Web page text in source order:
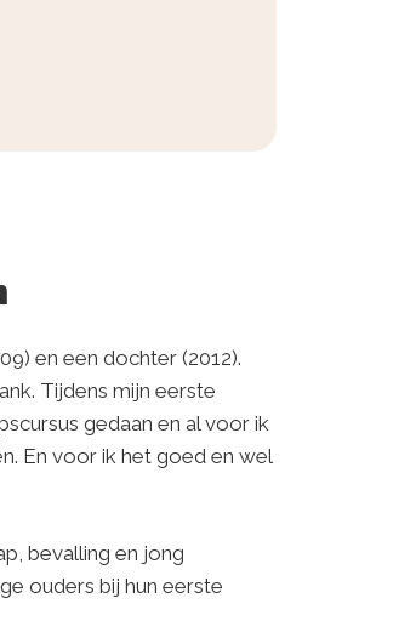
en een dochter (2012).
Tijdens mijn eerste
gedaan en al voor ik
En voor ik het goed en wel
bevalling en jong
ouders bij hun eerste